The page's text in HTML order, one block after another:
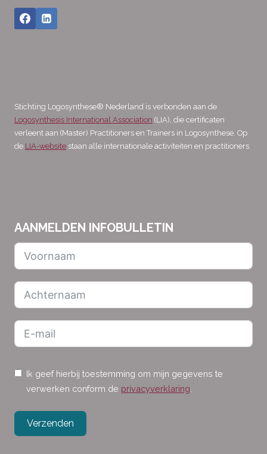
Stichting Logosynthese® Nederland is verbonden aan de
Logosynthesis International Association (LIA), die certificaten
verleent aan (Master) Practitioners en Trainers in Logosynthese. Op
de LIA-website staan alle internationale activiteiten en practitioners.
AANMELDEN INFOBULLETIN
Ik geef hierbij toestemming om mijn gegevens te
verwerken conform de privacyverklaring
Verzenden